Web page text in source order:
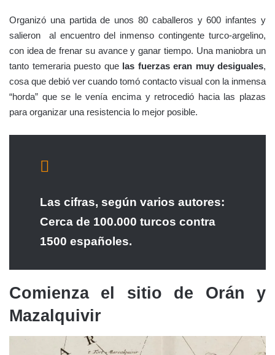
Organizó una partida de unos 80 caballeros y 600 infantes y
salieron al encuentro del inmenso contingente turco-argelino,
con idea de frenar su avance y ganar tiempo. Una maniobra un
tanto temeraria puesto que las fuerzas eran muy desiguales,
cosa que debió ver cuando tomó contacto visual con la inmensa
“horda” que se le venía encima y retrocedió hacia las plazas
para organizar una resistencia lo mejor posible.
Las cifras, según varios autores:
Cerca de 100.000 turcos contra
1500 españoles.
Comienza el sitio de Orán y
Mazalquivir